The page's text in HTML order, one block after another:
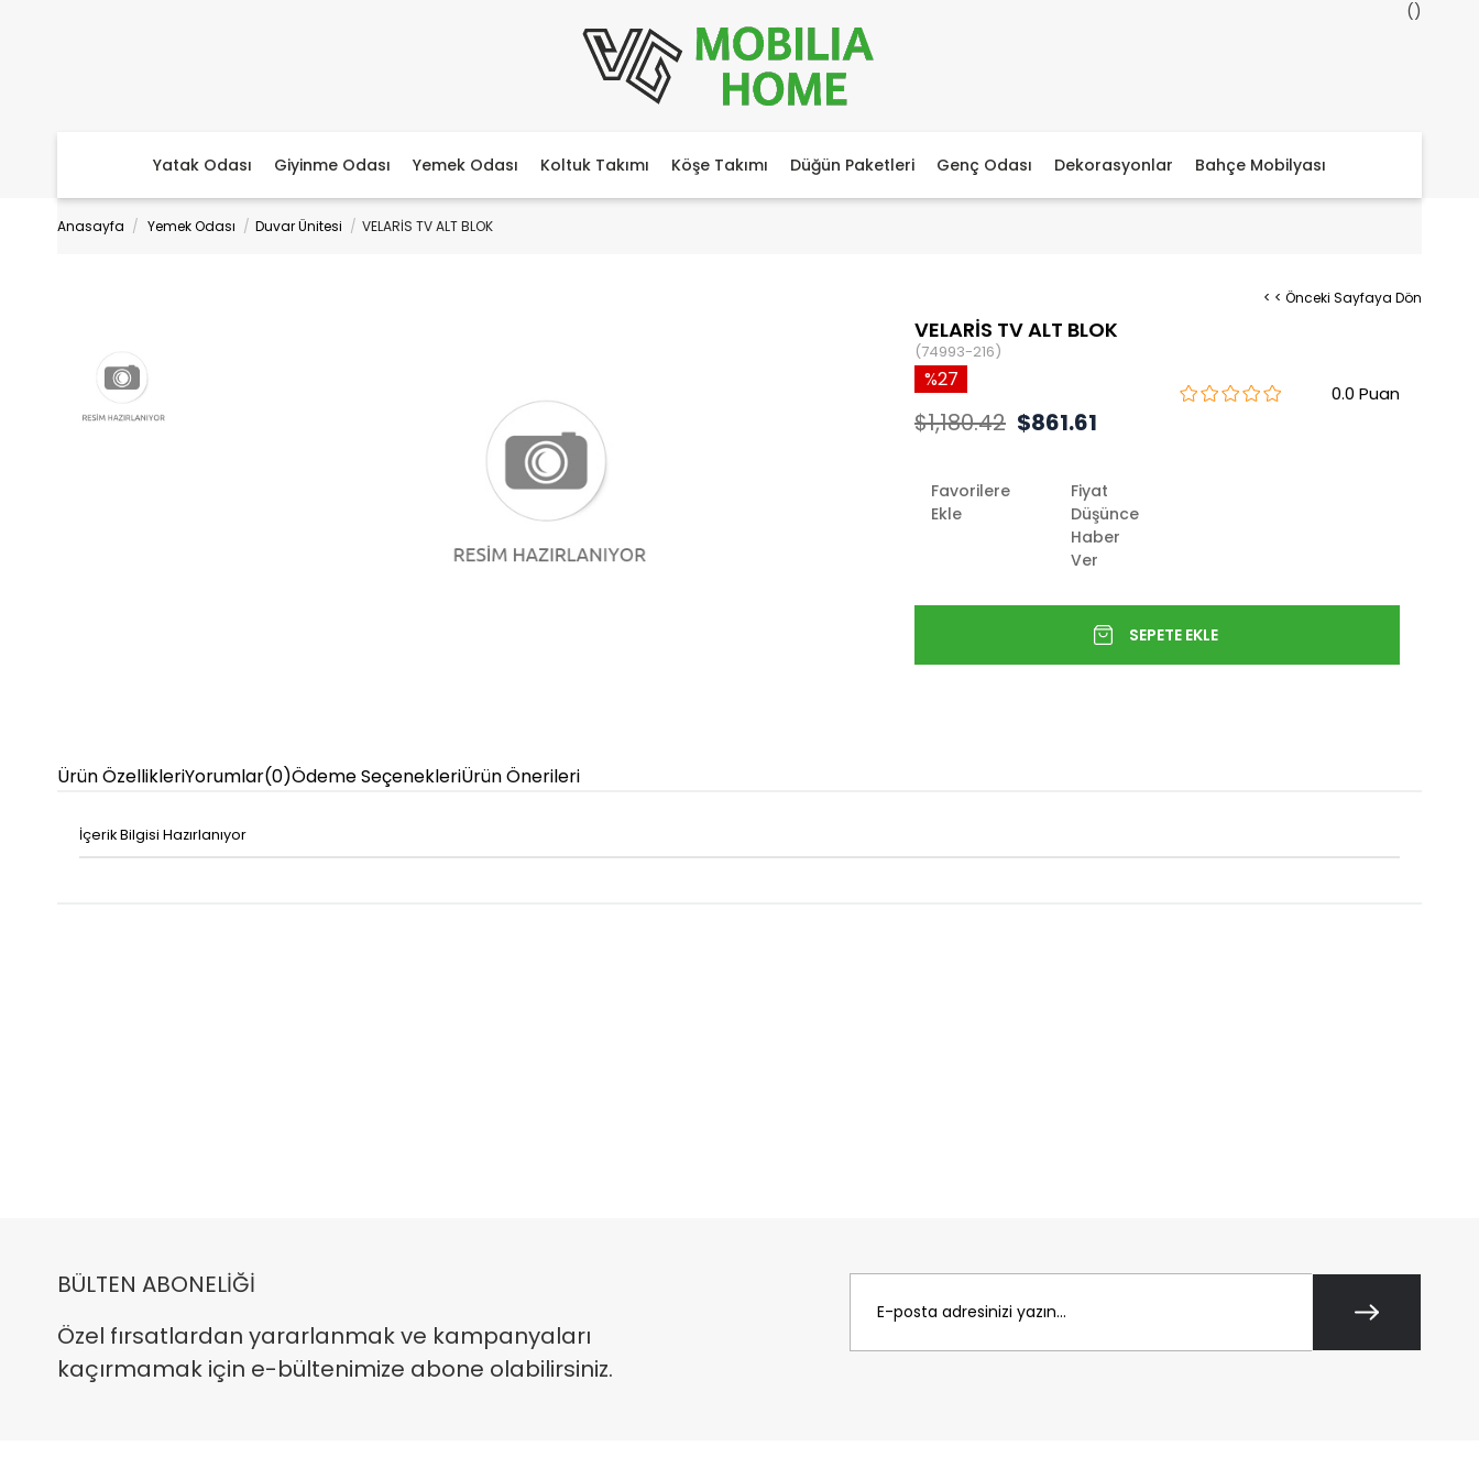
Yatak Odası Giyinme Odası Yemek Odası Koltuk Takımı Köşe Takımı Düğün Paketleri Genç Odası Dekorasyonlar Bahçe Mobilyası
Anasayfa Yemek Odası Duvar Ünitesi VELARİS TV ALT BLOK
< < Önceki Sayfaya Dön
VELARİS TV ALT BLOK
(74993-216)
0.0
27
$1,180.42 $861.61
Favorilere
Ekle
Fiyat
Düşünce
Haber
Ver
Ürün ÖzellikleriYorumlar(0)Ödeme SeçenekleriÜrün Önerileri
İçerik Bilgisi Hazırlanıyor
BÜLTEN ABONELİĞİ
Özel fırsatlardan yararlanmak ve kampanyaları
kaçırmamak için e-bültenimize abone olabilirsiniz.